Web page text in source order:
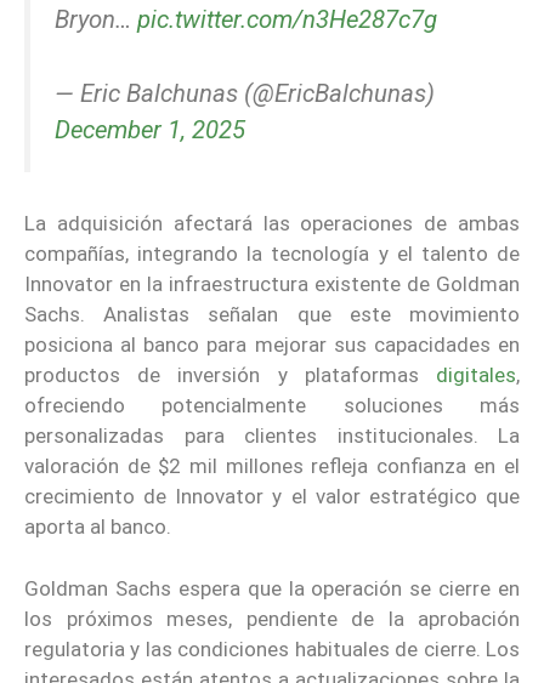
Bryon… pic.twitter.com/n3He287c7g
— Eric Balchunas (@EricBalchunas)
December 1, 2025
La adquisición afectará las operaciones de ambas
compañías, integrando la tecnología y el talento de
Innovator en la infraestructura existente de Goldman
Sachs. Analistas señalan que este movimiento
posiciona al banco para mejorar sus capacidades en
productos de inversión y plataformas digitales,
ofreciendo potencialmente soluciones más
personalizadas para clientes institucionales. La
valoración de $2 mil millones refleja confianza en el
crecimiento de Innovator y el valor estratégico que
aporta al banco.
Goldman Sachs espera que la operación se cierre en
los próximos meses, pendiente de la aprobación
regulatoria y las condiciones habituales de cierre. Los